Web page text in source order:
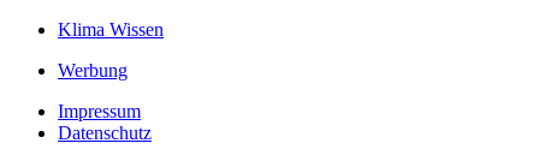
Klima Wissen
Werbung
Impressum
Datenschutz